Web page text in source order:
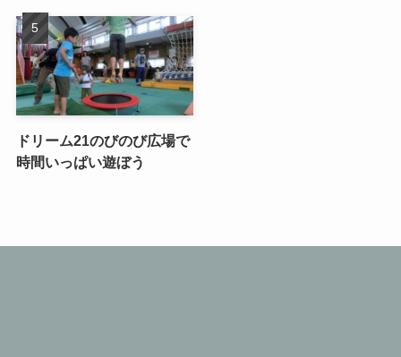
ドリーム21のびのび広場で
時間いっぱい遊ぼう